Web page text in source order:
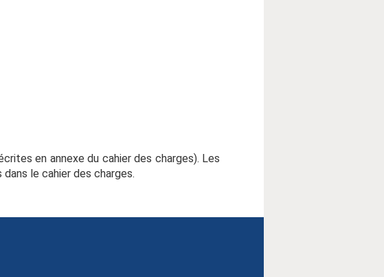
en annexe du cahier des charges). Les
le cahier des charges.